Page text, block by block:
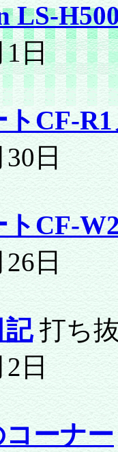
LS-
1日
CF-
日
CF-
日
記 打ち
日
ーナー